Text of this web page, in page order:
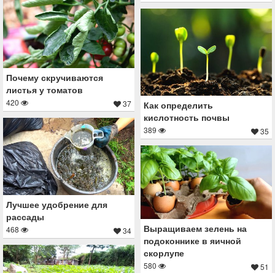
Почему скручиваются
листья у томатов
420 37
Как определить
кислотность почвы
389 35
Лучшее удобрение для
рассады
468 34
Выращиваем зелень на
подоконнике в яичной
скорлупе
580 51